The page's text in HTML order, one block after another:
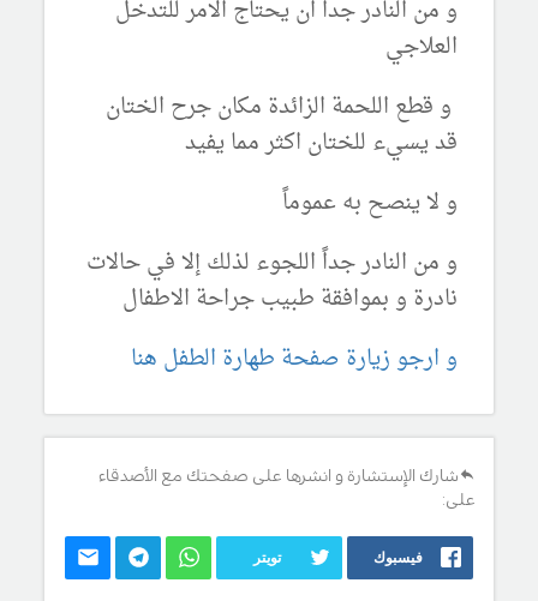
و من النادر جدا ان يحتاج الامر للتدخل
العلاجي
و قطع اللحمة الزائدة مكان جرح الختان
قد يسيء للختان اكثر مما يفيد
و لا ينصح به عموماً
و من النادر جداً اللجوء لذلك إلا في حالات
نادرة و بموافقة طبيب جراحة الاطفال
و ارجو زيارة صفحة طهارة الطفل هنا
شارك الإستشارة و انشرها على صفحتك مع الأصدقاء
على:
فيسبوك تويتر